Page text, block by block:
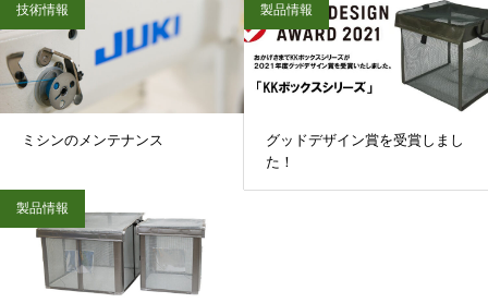
技術情報
ミシンのメンテナンス
製品情報
グッドデザイン賞を受賞しまし
た！
製品情報